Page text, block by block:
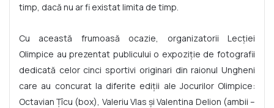
timp, dacă nu ar fi existat limita de timp.
Cu această frumoasă ocazie, organizatorii Lecției
Olimpice au prezentat publicului o expoziție de fotografii
dedicată celor cinci sportivi originari din raionul Ungheni
care au concurat la diferite ediții ale Jocurilor Olimpice:
Octavian Țîcu (box), Valeriu Vlas și Valentina Delion (ambii –